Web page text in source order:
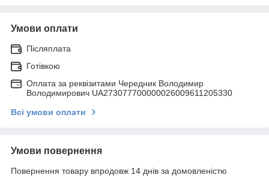
Умови оплати
Післяплата
Готівкою
Оплата за реквізитами Чередник Володимир
Володимирович UA273077700000026009611205330
Всі умови оплати
Умови повернення
Повернення товару впродовж 14 днів за домовленістю